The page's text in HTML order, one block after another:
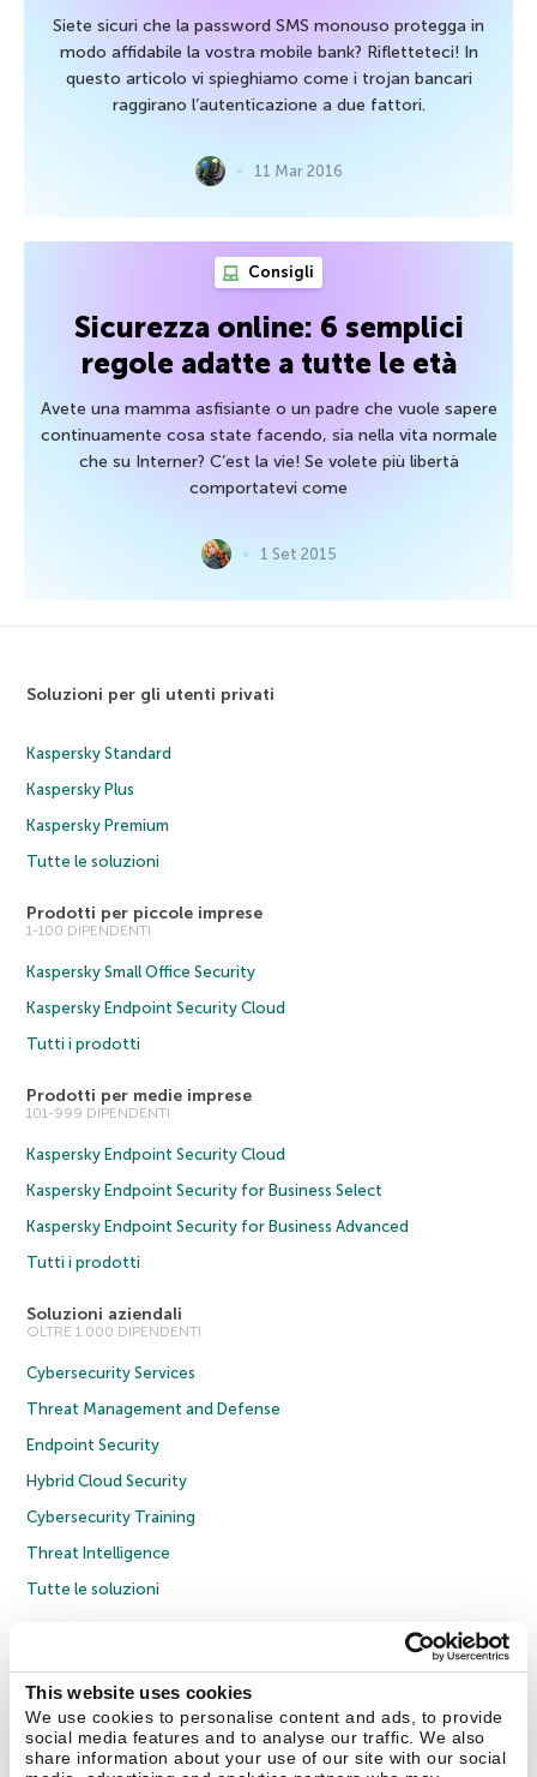
This website uses cookies
We use cookies to personalise content and ads, to provide
social media features and to analyse our traffic. We also
share information about your use of our site with our social
Siete sicuri che la password SMS monouso protegga in
modo affidabile la vostra mobile bank? Rifletteteci! In
questo articolo vi spieghiamo come i trojan bancari
raggirano l’autenticazione a due fattori.
11 Mar 2016
Consigli
Sicurezza online: 6 semplici
regole adatte a tutte le età
Avete una mamma asfisiante o un padre che vuole sapere
continuamente cosa state facendo, sia nella vita normale
che su Interner? C’est la vie! Se volete più libertà
comportatevi come
1 Set 2015
Soluzioni per gli utenti privati
Kaspersky Standard
Kaspersky Plus
Kaspersky Premium
Tutte le soluzioni
Prodotti per piccole imprese
1-100 DIPENDENTI
Kaspersky Small Office Security
Kaspersky Endpoint Security Cloud
Tutti i prodotti
Prodotti per medie imprese
101-999 DIPENDENTI
Kaspersky Endpoint Security Cloud
Kaspersky Endpoint Security for Business Select
Kaspersky Endpoint Security for Business Advanced
Tutti i prodotti
Soluzioni aziendali
OLTRE 1.000 DIPENDENTI
Cybersecurity Services
Threat Management and Defense
Endpoint Security
Hybrid Cloud Security
Cybersecurity Training
Threat Intelligence
Tutte le soluzioni
Informativa sulla privacy
Policy anticorruzione
Contratto di licenza B2C
Cookies
Contatti Chi siamo Partner Blog Centro risorse Comunicati stampa